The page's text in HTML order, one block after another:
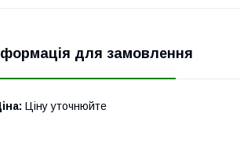
для замовлення
Ціну уточнюйте